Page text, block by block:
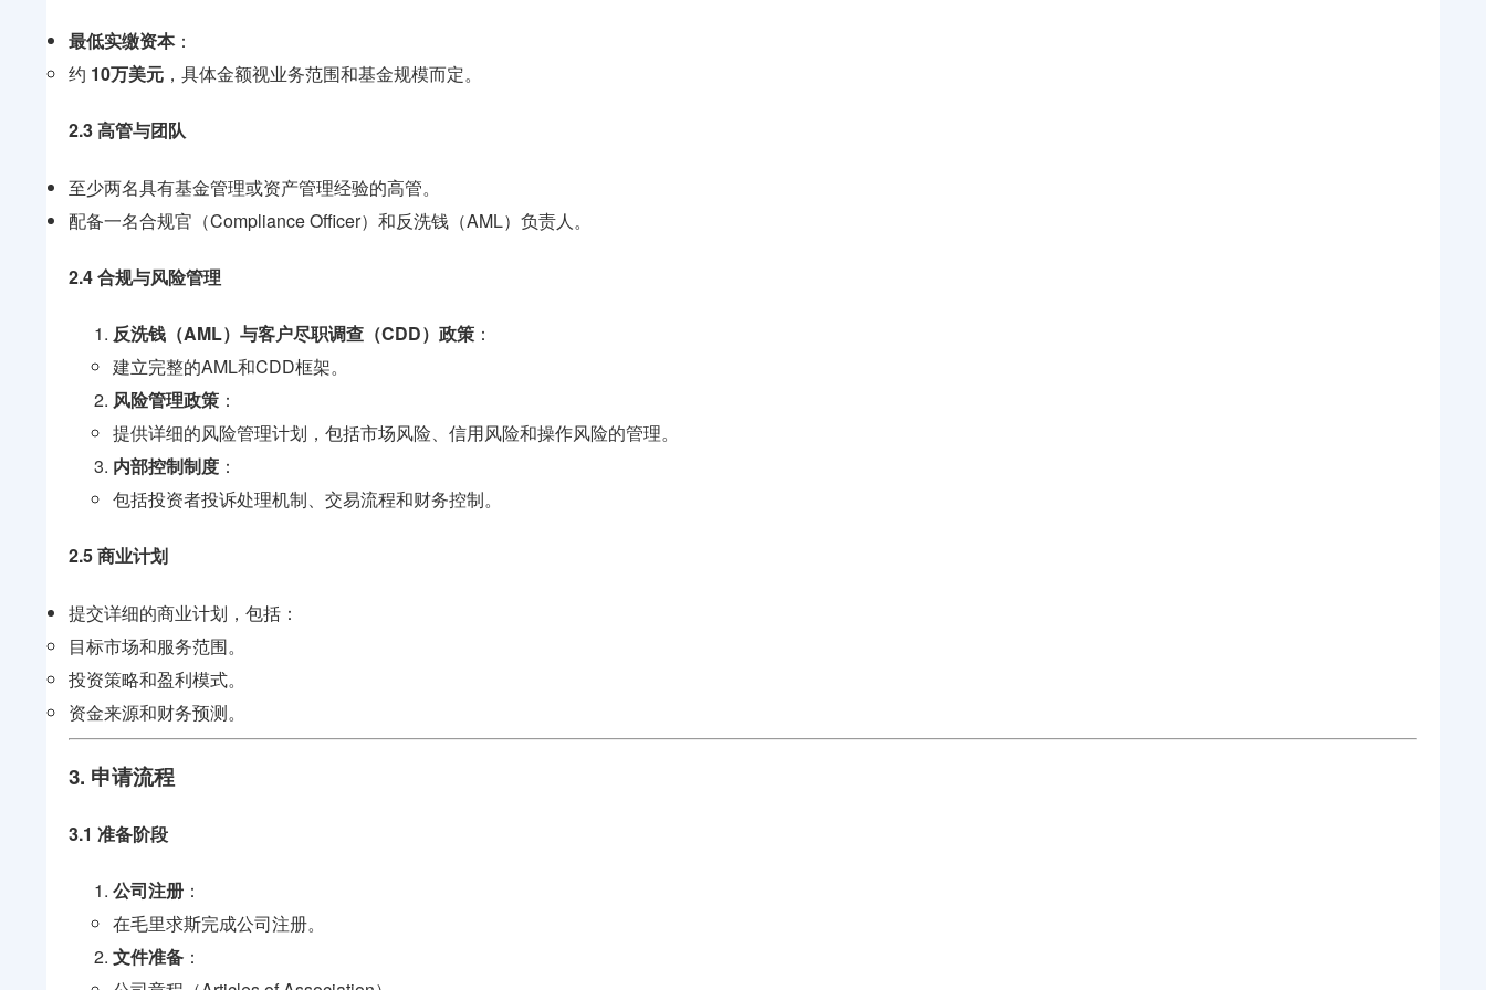
最低实缴资本：
约 10万美元 ，具体金额视业务范围和基金规模而定。
2.3 高管与团队
至少两名具有基金管理或资产管理经验的高管。
配备一名合规官（Compliance Officer）和反洗钱（AML）负责人。
2.4 合规与风险管理
反洗钱（AML）与客户尽职调查（CDD）政策 ：
建立完整的AML和CDD框架。
风险管理政策 ：
提供详细的风险管理计划，包括市场风险、信用风险和操作风险的管理。
内部控制制度 ：
包括投资者投诉处理机制、交易流程和财务控制。
2.5 商业计划
提交详细的商业计划，包括：
目标市场和服务范围。
投资策略和盈利模式。
资金来源和财务预测。
3. 申请流程
3.1 准备阶段
公司注册 ：
在毛里求斯完成公司注册。
文件准备 ：